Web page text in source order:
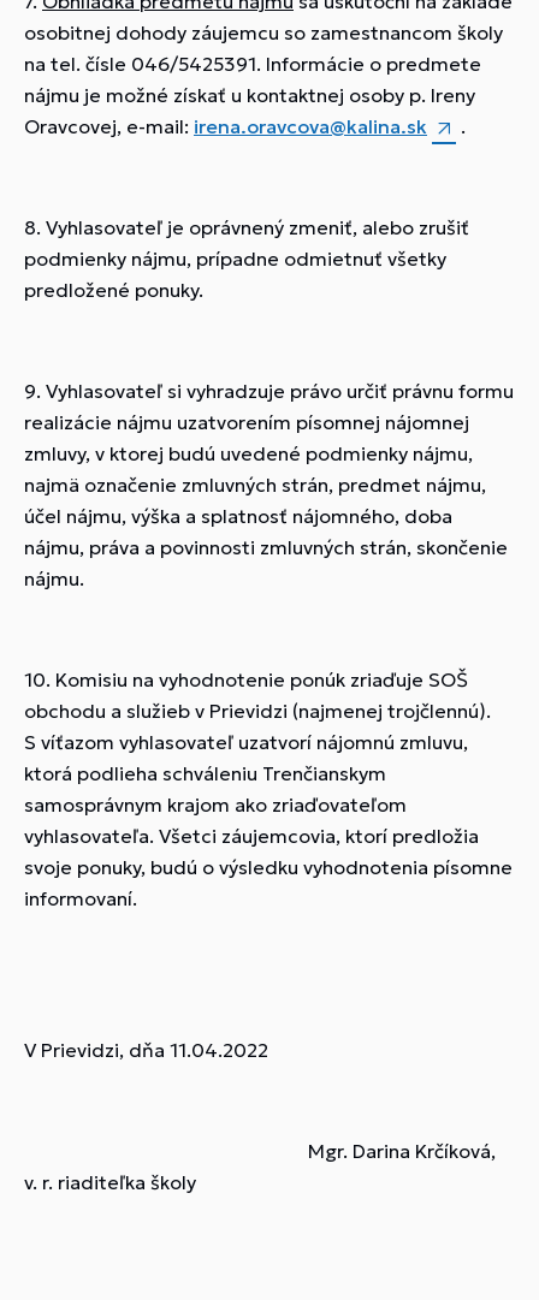
osobitnej dohody záujemcu so zamestnancom školy
na tel. čísle 046/5425391. Informácie o predmete
nájmu je možné získať u kontaktnej osoby p. Ireny
Oravcovej, e-mail: irena.oravcova@kalina.sk .
8. Vyhlasovateľ je oprávnený zmeniť, alebo zrušiť
podmienky nájmu, prípadne odmietnuť všetky
predložené ponuky.
9. Vyhlasovateľ si vyhradzuje právo určiť právnu formu
realizácie nájmu uzatvorením písomnej nájomnej
zmluvy, v ktorej budú uvedené podmienky nájmu,
najmä označenie zmluvných strán, predmet nájmu,
účel nájmu, výška a splatnosť nájomného, doba
nájmu, práva a povinnosti zmluvných strán, skončenie
nájmu.
10. Komisiu na vyhodnotenie ponúk zriaďuje SOŠ
obchodu a služieb v Prievidzi (najmenej trojčlennú).
S víťazom vyhlasovateľ uzatvorí nájomnú zmluvu,
ktorá podlieha schváleniu Trenčianskym
samosprávnym krajom ako zriaďovateľom
vyhlasovateľa. Všetci záujemcovia, ktorí predložia
svoje ponuky, budú o výsledku vyhodnotenia písomne
informovaní.
V Prievidzi, dňa 11.04.2022
Mgr. Darina Krčíková,
v. r. riaditeľka školy